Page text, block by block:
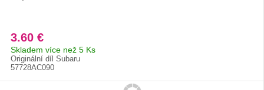
3.60 €
Skladem více než 5 Ks
Originální díl Subaru
57728AC090